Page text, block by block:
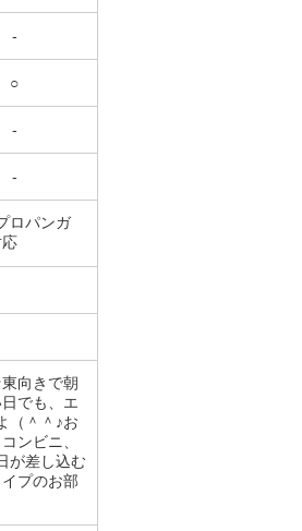
-
○
-
-
ロパンガ
向きで朝
でも、エ
（＾＾♪お
ンビニ、
が差し込む
プのお部